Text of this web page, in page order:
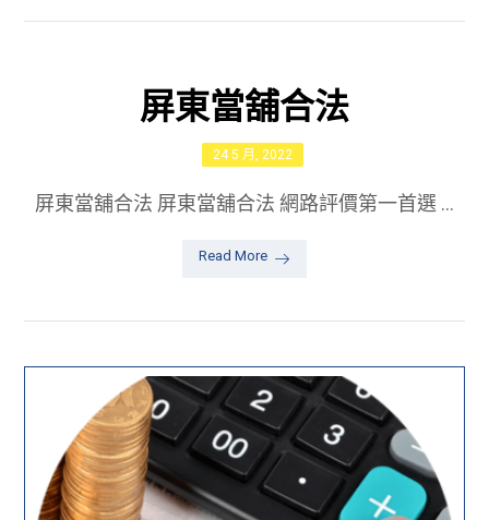
屏東當舖合法
24 5 月, 2022
屏東當舖合法 屏東當舖合法 網路評價第一首選 ...
Read More